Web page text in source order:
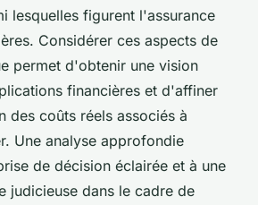
lesquelles figurent l'assurance
Considérer ces aspects de
permet d'obtenir une vision
financières et d'affiner
des coûts réels associés à
Une analyse approfondie
de décision éclairée et à une
judicieuse dans le cadre de